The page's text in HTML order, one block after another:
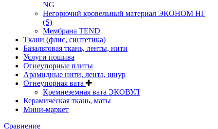
NG
Негорючий кровельный материал ЭКОНОМ НГ
(S)
Мембрана TEND
Ткани (флис, синтетика)
Базальтовая ткань, ленты, нити
Услуги пошива
Огнеупорные плиты
Арамидные нити, лента, шнур
Огнеупорная вата
Кремнеземная вата ЭКОВУЛ
Керамическая ткань, маты
Мини-маркет
Сравнение